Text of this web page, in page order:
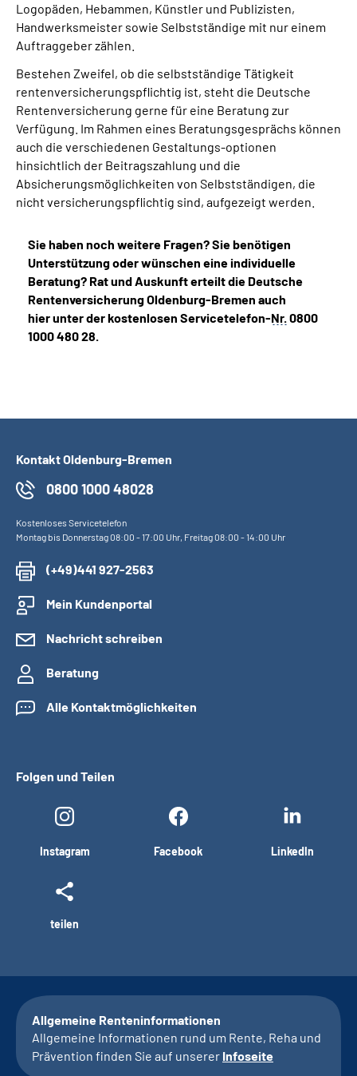
Logopäden, Hebammen, Künstler und Publizisten,
Handwerksmeister sowie Selbstständige mit nur einem
Auftraggeber zählen.
Bestehen Zweifel, ob die selbstständige Tätigkeit
rentenversicherungspflichtig ist, steht die Deutsche
Rentenversicherung gerne für eine Beratung zur
Verfügung. Im Rahmen eines Beratungsgesprächs können
auch die verschiedenen Gestaltungs-optionen
hinsichtlich der Beitragszahlung und die
Absicherungsmöglichkeiten von Selbstständigen, die
nicht versicherungspflichtig sind, aufgezeigt werden.
Sie haben noch weitere Fragen? Sie benötigen
Unterstützung oder wünschen eine individuelle
Beratung? Rat und Auskunft erteilt die Deutsche
Rentenversicherung Oldenburg-Bremen auch
hier unter der kostenlosen Servicetelefon-Nr.0800
1000 480 28.
Kontakt Oldenburg-Bremen
0800 1000 48028
Kostenloses Servicetelefon
Montag bis Donnerstag 08:00 - 17:00 Uhr, Freitag 08:00 - 14:00 Uhr
(+49)441 927-2563
Mein Kundenportal
Nachricht schreiben
Beratung
Alle Kontaktmöglichkeiten
Folgen und Teilen
Instagram Facebook LinkedIn
teilen
Allgemeine Renteninformationen
Allgemeine Informationen rund um Rente, Reha und
Prävention finden Sie auf unserer Infoseite